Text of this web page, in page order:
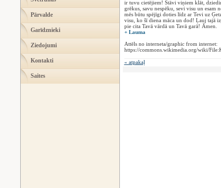
Pārvalde
Garīdznieki
Ziedojumi
Kontakti
Saites
ir tuvu cietējiem! Stāvi viņiem klāt,
grēkus, savu nespēku, sevi visu un esam
mēs būtu spējīgi doties līdz ar Tevi uz
visu, ko šī diena māca un dod! Ļauj tajā
pie cita Tavā vārdā un Tavā garā! Āmen.
+ Lauma
Attēls no interneta/graphic from internet:
https://commons.wikimedia.org/wiki/
« atpakaļ